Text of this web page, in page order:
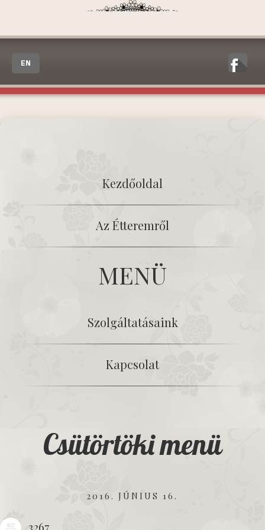
EN
Kezdőoldal
Az Étteremről
MENÜ
Szolgáltatásaink
Kapcsolat
Csütörtöki menü
2016. JÚNIUS 16.
3267